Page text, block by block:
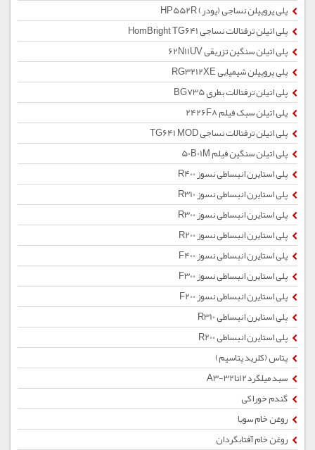
پلی پروپیلن نساجی (پودر) HP552R
پلی اتیلن ترفتالات نساجی HomBright TG641
پلی اتیلن سنگین تزریقی 62N11UV
پلی پروپیلن شیمیایی RG3212XE
پلی اتیلن ترفتالات بطری BG735
پلی اتیلن سبک فیلم 2426F8
پلی اتیلن ترفتالات نساجی TG641 MOD
پلی اتیلن سنگین فیلم 50B01M
پلی استایرن انبساطی نسوز R400
پلی استایرن انبساطی نسوز R310
پلی استایرن انبساطی نسوز R300
پلی استایرن انبساطی نسوز R200
پلی استایرن انبساطی نسوز F400
پلی استایرن انبساطی نسوز F300
پلی استایرن انبساطی نسوز F200
پلی استایرن انبساطی R310
پلی استایرن انبساطی R200
پتاس (کلرید پتاسیم)
سبد میلگرد12تا32-A3
گندم خوراکی
روغن خام سویا
روغن خام آفتابگردان